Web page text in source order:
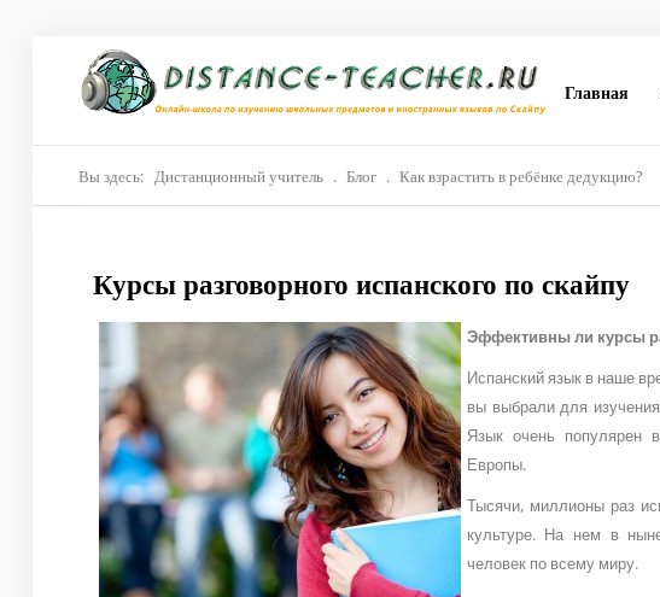
Главная
Репетиторы
Контакты
Главная
Вы здесь: Дистанционный учитель . Блог . Как взрастить в ребёнке дедукцию?
Курсы разговорного испанского по скайпу
Эффективны ли курсы
Испанский язык в наше
вы выбрали для
Язык очень популярен
Европы.
Тысячи, миллионы раз
культуре. На нем в
человек по всему миру.